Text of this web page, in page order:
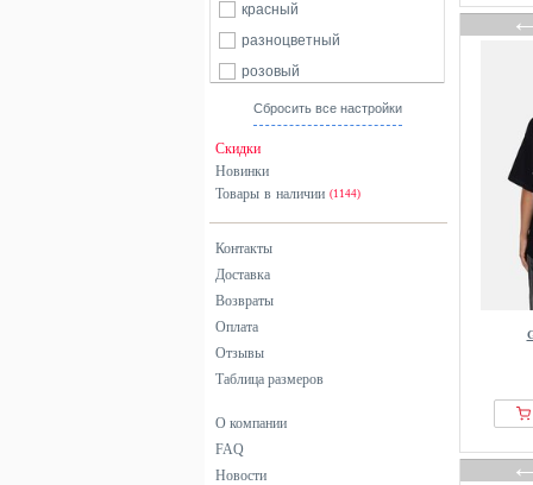
красный
разноцветный
розовый
серый
Сбросить все настройки
Скидки
Новинки
Товары в наличии (1144)
Контакты
Доставка
Возвраты
Оплата
Отзывы
Таблица размеров
О компании
FAQ
Новости